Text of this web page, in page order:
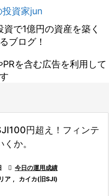
投資家jun
で1億円の資産を築く
ブログ！
を含む広告を利用して
円超え！フィンテ
か。
 今日の運用成績
ア , カイカ(旧SJI)